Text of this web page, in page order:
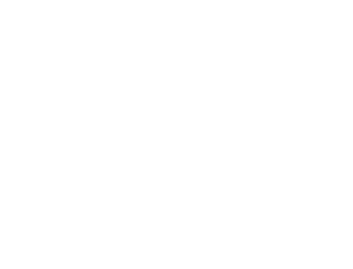
goede eerste stap. Zo kun je
in Overijssel. Die
Klikt het niet? Geen
in Overijssel en omgeving. Zo
bij jullie past.
van jullie droombruiloft.